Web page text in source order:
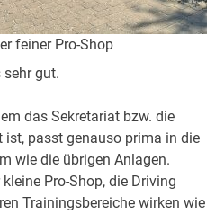
feiner Pro-Shop
sehr gut.
das Sekretariat bzw. die
passt genauso prima in die
wie die übrigen Anlagen.
Pro-Shop, die Driving
Trainingsbereiche wirken wie